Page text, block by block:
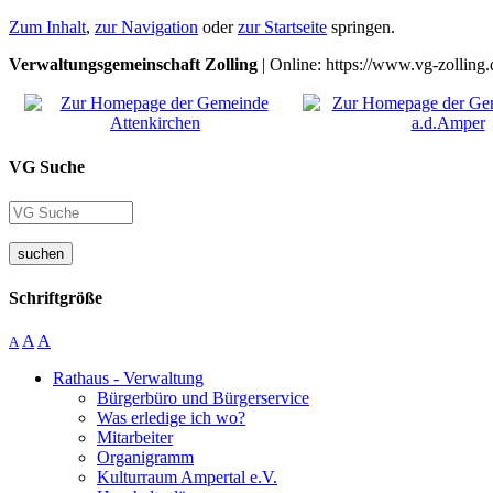
Zum Inhalt, zur Navigation oderzur Startseite springen.
Verwaltungsgemeinschaft Zolling | Online: https://www.vg-
VG Suche
suchen
Schriftgröße
A A A
Rathaus - Verwaltung
Bürgerbüro und Bürgerservice
Was erledige ich wo?
Mitarbeiter
Organigramm
Kulturraum Ampertal e.V.